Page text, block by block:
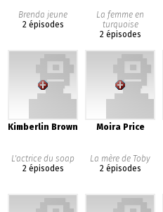
Brenda jeune
2 épisodes
La femme en
turquoise
2 épisodes
Kimberlin Brown
L'actrice du soap
2 épisodes
Moira Price
La mère de Toby
2 épisodes